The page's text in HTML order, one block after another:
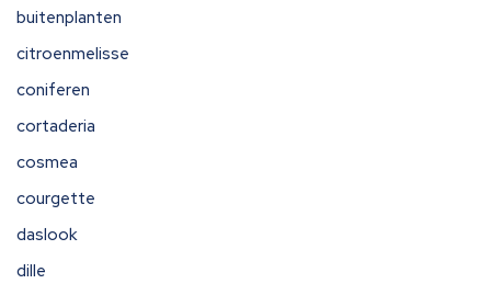
buitenplanten
citroenmelisse
coniferen
cortaderia
cosmea
courgette
daslook
dille